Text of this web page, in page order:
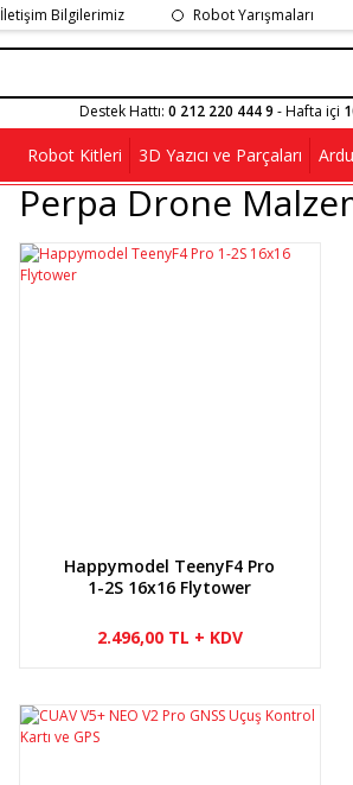
İletişim Bilgilerimiz Robot Yarışmaları
Destek Hattı: 0 212 220 444 9 - Hafta içi
Robot Kitleri 3D Yazıcı ve Parçaları
Perpa Drone
Happymodel TeenyF4 Pro
1-2S 16x16 Flytower
2.496,00 TL + KDV